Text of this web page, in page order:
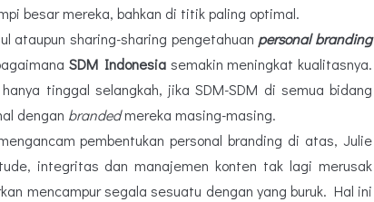
besar mereka, bahkan di titik paling optimal.
ataupun sharing-sharing pengetahuan personal branding
SDM Indonesia semakin meningkat kualitasnya.
tinggal selangkah, jika SDM-SDM di semua bidang
dengan brandedmereka masing-masing.
pembentukan personal branding di atas, Julie
integritas dan manajemen konten tak lagi merusak
mencampur segala sesuatu dengan yang buruk. Hal ini